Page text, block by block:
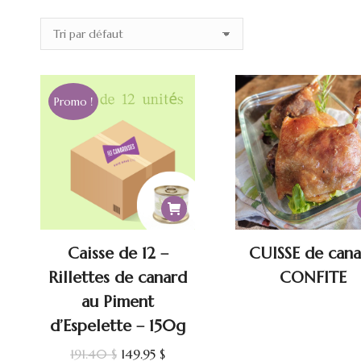
Promo !
Caisse de 12 –
Rillettes de canard
au Piment
d’Espelette – 150g
191.40$ Le
149.95 $Le
CUISSE de
CONFITE